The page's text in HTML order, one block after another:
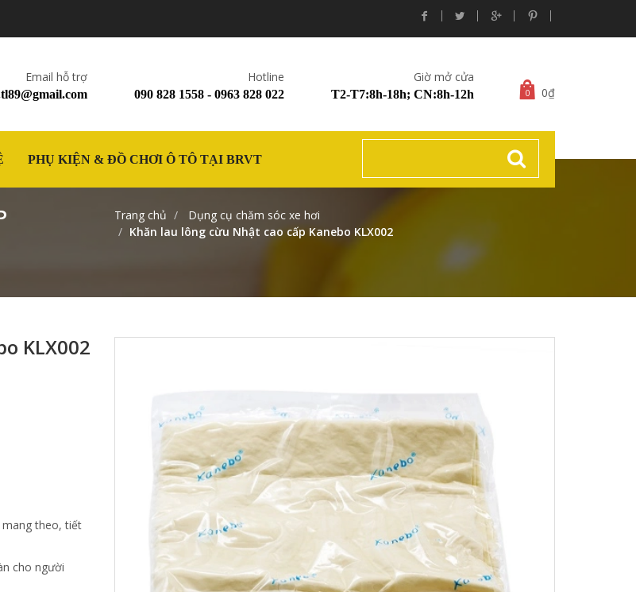
Email hỗ trợ Hotline
090 828 1558 - 0963 828 022
Giờ mở cửa
T2-T7:8h-18h; CN:8h-12h 0 0₫
PHỤ KIỆN & ĐỒ CHƠI Ô TÔ TẠI BRVT
Trang chủ
Dụng cụ chăm sóc xe hơi
Khăn lau lông cừu Nhật cao cấp Kanebo KLX002
KLX002
mang theo, tiết
cho người